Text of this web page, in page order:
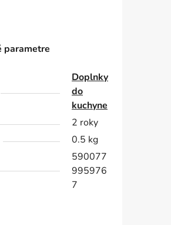
parametre
Doplnky
do
kuchyne
2 roky
0.5 kg
590077
995976
7